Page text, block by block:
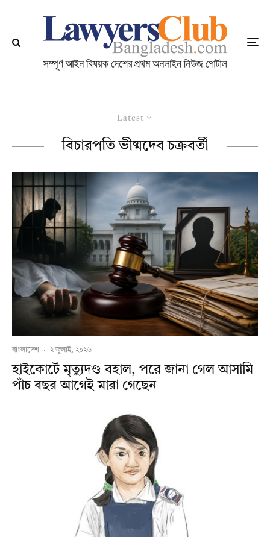
Latest
বিচারপতি ভীষ্মদেব চক্রবর্তী
বাংলাদেশ · ২ জুলাই, ২০২৬
হাইকোর্টে মৃত্যুদণ্ড বহাল, পরে জানা গেল আসামি
পাঁচ বছর আগেই মারা গেছেন